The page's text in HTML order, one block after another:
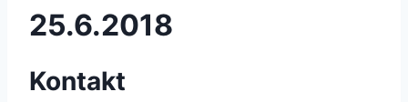
25.6.2018
Kontakt